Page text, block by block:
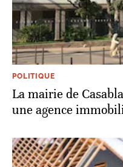
POLITIQUE
La mairie de
une agence